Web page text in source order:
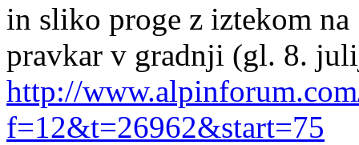
in sliko proge z iztekom
pravkar v gradnji (gl. 8.
http://
f=12&t=26962&start=75